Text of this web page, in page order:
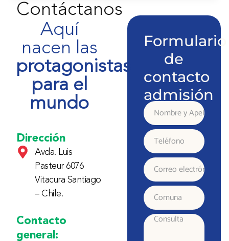
Contáctanos
Aquí
nacen las
protagonistas
para el
mundo
Dirección
Avda. Luis
Pasteur 6076
Vitacura Santiago
– Chile.
Contacto
general:
Formulario
de
contacto
admisión
Nombre
y
Apellido
Teléfono
Correo
electrónico
Comuna
Consulta